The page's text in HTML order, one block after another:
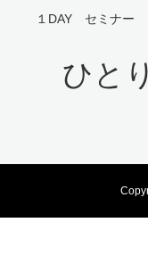
１DAY セミナー
ひと